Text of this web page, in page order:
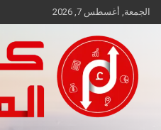
Skip
to
الجمعة, أغسطس 7, 2026